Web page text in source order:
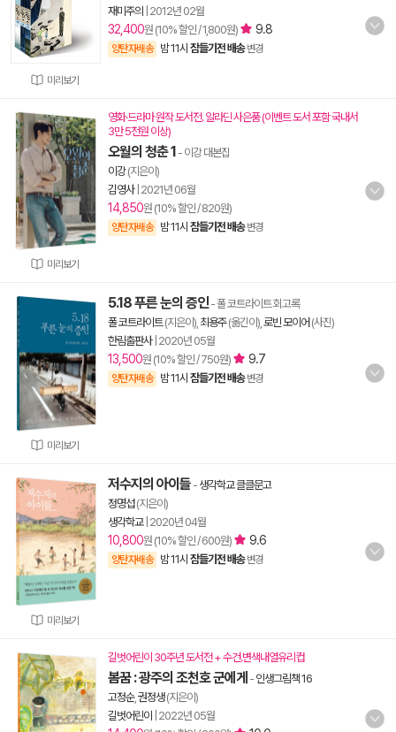
미리보기
재미주의
2012년 02월
32,400원 (10% 할인 / 1,800원) 9.8
양탄자배송 밤 11시 잠들기전 배송 변경
미리보기
영화·드라마 원작 도서전. 알라딘 사은품 (이벤트 도서 포함 국내서
3만 5천원 이상)
오월의 청춘 1 - 이강 대본집
이강(지은이)
김영사| 2021년 06월
14,850원 (10% 할인 / 820원)
양탄자배송 밤 11시 잠들기전 배송 변경
미리보기
5.18 푸른 눈의 증인- 폴 코트라이트 회고록
폴 코트라이트(지은이), 최용주(옮긴이), 로빈 모이어 (사진)
한림출판사| 2020년 05월
13,500원 (10% 할인 / 750원) 9.7
양탄자배송 밤 11시 잠들기전 배송 변경
미리보기
저수지의 아이들 - 생각학교 클클문고
정명섭(지은이)
생각학교| 2020년 04월
10,800원 (10% 할인 / 600원) 9.6
양탄자배송 밤 11시 잠들기전 배송 변경
길벗어린이 30주년 도서전 + 수건.변색내열유리컵
봄꿈 : 광주의 조천호 군에게 - 인생그림책 16
고정순, 권정생(지은이)
길벗어린이
2022년 05월